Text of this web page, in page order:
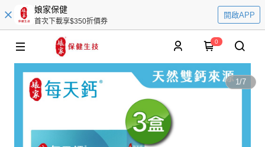
娘家保健
首次下載享$350折價券
開啟APP
0
1/7